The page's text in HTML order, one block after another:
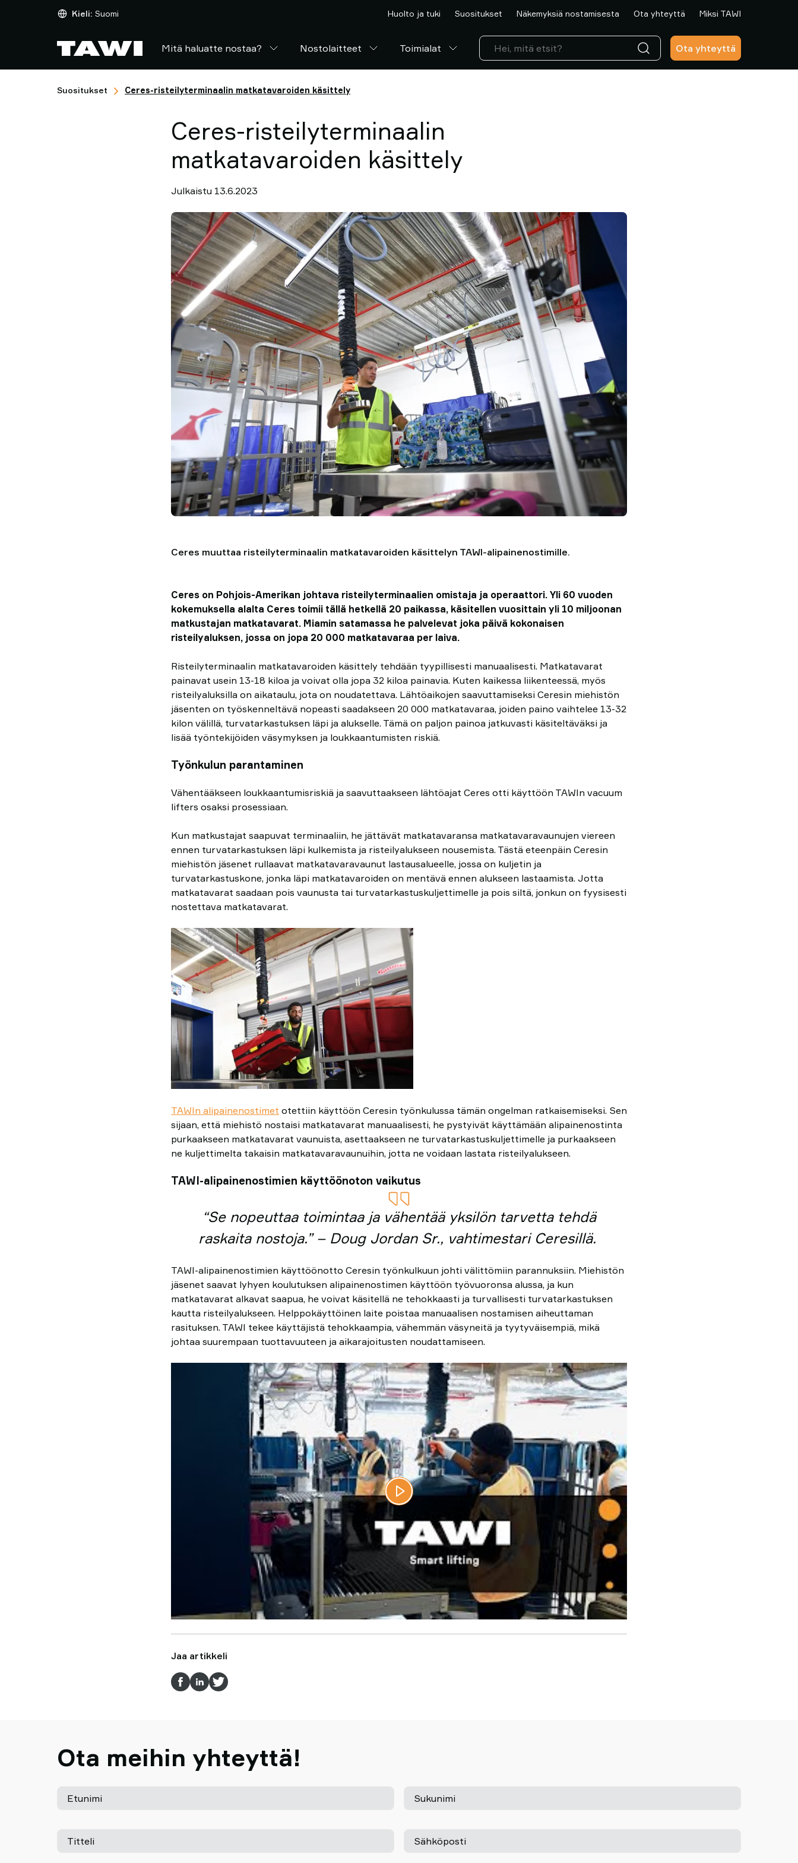
Kieli: Suomi Huolto ja tuki Suositukset Näkemyksiä nostamisesta Ota yhteyttä Miksi TAWI
Mitä haluatte nostaa? Nostolaitteet Toimialat Ota yhteyttä
Suositukset Ceres-risteilyterminaalin matkatavaroiden käsittely
Ceres-risteilyterminaalin
matkatavaroiden käsittely
Julkaistu 13.6.2023
Ceres muuttaa risteilyterminaalin matkatavaroiden käsittelyn TAWI-alipainenostimille.
Ceres on Pohjois-Amerikan johtava risteilyterminaalien omistaja ja operaattori. Yli 60 vuoden
kokemuksella alalta Ceres toimii tällä hetkellä 20 paikassa, käsitellen vuosittain yli 10 miljoonan
matkustajan matkatavarat. Miamin satamassa he palvelevat joka päivä kokonaisen
risteilyaluksen, jossa on jopa 20 000 matkatavaraa per laiva.
Risteilyterminaalin matkatavaroiden käsittely tehdään tyypillisesti manuaalisesti. Matkatavarat
painavat usein 13-18 kiloa ja voivat olla jopa 32 kiloa painavia. Kuten kaikessa liikenteessä, myös
risteilyaluksilla on aikataulu, jota on noudatettava. Lähtöaikojen saavuttamiseksi Ceresin miehistön
jäsenten on työskenneltävä nopeasti saadakseen 20 000 matkatavaraa, joiden paino vaihtelee 13-32
kilon välillä, turvatarkastuksen läpi ja alukselle. Tämä on paljon painoa jatkuvasti käsiteltäväksi ja
lisää työntekijöiden väsymyksen ja loukkaantumisten riskiä.
Työnkulun parantaminen
Vähentääkseen loukkaantumisriskiä ja saavuttaakseen lähtöajat Ceres otti käyttöön TAWIn vacuum
lifters osaksi prosessiaan.
Kun matkustajat saapuvat terminaaliin, he jättävät matkatavaransa matkatavaravaunujen viereen
ennen turvatarkastuksen läpi kulkemista ja risteilyalukseen nousemista. Tästä eteenpäin Ceresin
miehistön jäsenet rullaavat matkatavaravaunut lastausalueelle, jossa on kuljetin ja
turvatarkastuskone, jonka läpi matkatavaroiden on mentävä ennen alukseen lastaamista. Jotta
matkatavarat saadaan pois vaunusta tai turvatarkastuskuljettimelle ja pois siltä, jonkun on fyysisesti
nostettava matkatavarat.
TAWIn alipainenostimet otettiin käyttöön Ceresin työnkulussa tämän ongelman ratkaisemiseksi. Sen
sijaan, että miehistö nostaisi matkatavarat manuaalisesti, he pystyivät käyttämään alipainenostinta
purkaakseen matkatavarat vaunuista, asettaakseen ne turvatarkastuskuljettimelle ja purkaakseen
ne kuljettimelta takaisin matkatavaravaunuihin, jotta ne voidaan lastata risteilyalukseen.
TAWI-alipainenostimien käyttöönoton vaikutus
“Se nopeuttaa toimintaa ja vähentää yksilön tarvetta tehdä
raskaita nostoja.” – Doug Jordan Sr., vahtimestari Ceresillä.
TAWI-alipainenostimien käyttöönotto Ceresin työnkulkuun johti välittömiin parannuksiin. Miehistön
jäsenet saavat lyhyen koulutuksen alipainenostimen käyttöön työvuoronsa alussa, ja kun
matkatavarat alkavat saapua, he voivat käsitellä ne tehokkaasti ja turvallisesti turvatarkastuksen
kautta risteilyalukseen. Helppokäyttöinen laite poistaa manuaalisen nostamisen aiheuttaman
rasituksen. TAWI tekee käyttäjistä tehokkaampia, vähemmän väsyneitä ja tyytyväisempiä, mikä
johtaa suurempaan tuottavuuteen ja aikarajoitusten noudattamiseen.
Jaa artikkeli
Ota meihin yhteyttä!
Etunimi Sukunimi
Titteli Sähköposti
Nostolaitteet